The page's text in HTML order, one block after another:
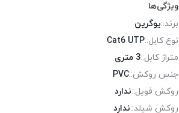
ویژگی‌ها
برند::یوگرین
نوع کابل::Cat6 UTP
متراژ کابل::3 متری
جنس روکش::PVC
روکش فویل::ندارد
روکش شیلد::ندارد